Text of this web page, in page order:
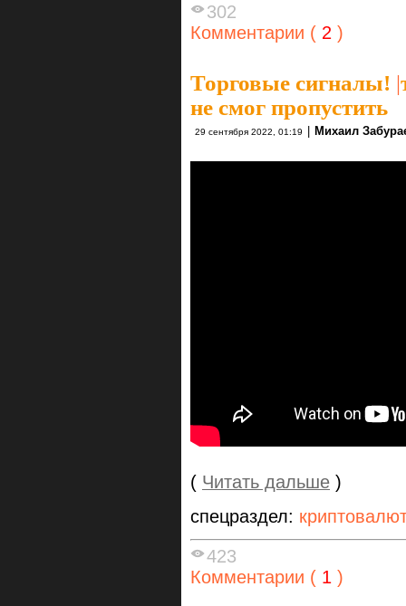
302
Комментарии ( 2 )
Торговые сигналы! |
не смог пропустить
29 сентября 2022, 01:19 Михаил
( Читать дальше )
спецраздел:
423
Комментарии ( 1 )